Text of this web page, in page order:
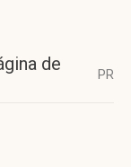
de
PR